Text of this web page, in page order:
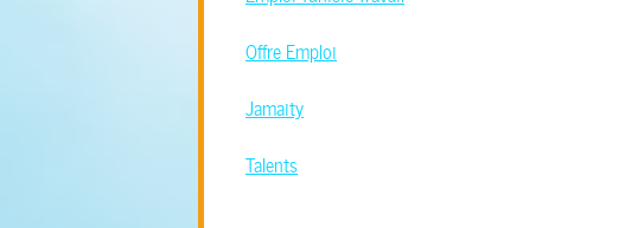
Offre Emploi
Jamaity
Talents